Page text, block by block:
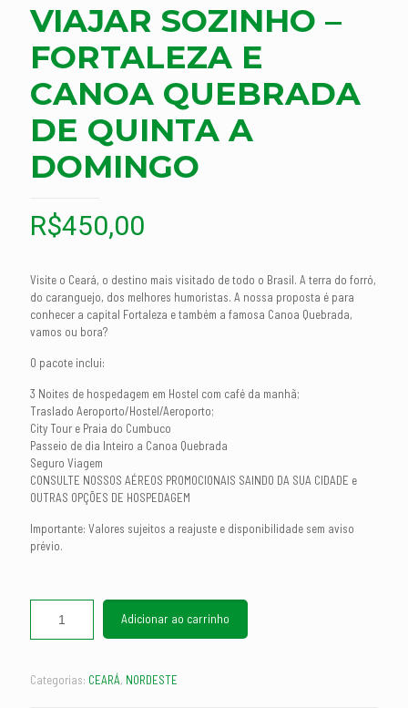
VIAJAR SOZINHO –
FORTALEZA E
CANOA QUEBRADA
DE QUINTA A
DOMINGO
R$450,00
Visite o Ceará, o destino mais visitado de todo o Brasil. A terra do forró,
do caranguejo, dos melhores humoristas. A nossa proposta é para
conhecer a capital Fortaleza e também a famosa Canoa Quebrada,
vamos ou bora?
O pacote inclui:
3 Noites de hospedagem em Hostel com café da manhã;
Traslado Aeroporto/Hostel/Aeroporto;
City Tour e Praia do Cumbuco
Passeio de dia Inteiro a Canoa Quebrada
Seguro Viagem
CONSULTE NOSSOS AÉREOS PROMOCIONAIS SAINDO DA SUA CIDADE e
OUTRAS OPÇÕES DE HOSPEDAGEM
Importante: Valores sujeitos a reajuste e disponibilidade sem aviso
prévio.
Adicionar ao carrinho
Categorias: CEARÁ, NORDESTE